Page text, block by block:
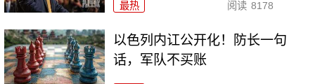
最热 阅读 8178
以色列内讧公开化！防长一句
话，军队不买账